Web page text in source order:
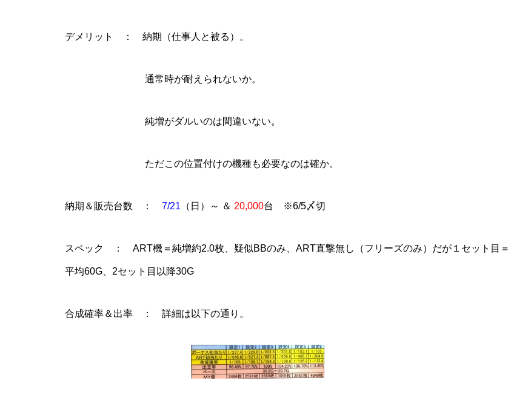
デメリット ： 納期（仕事人と被る）。
通常時が耐えられないか。
純増がダルいのは間違いない。
ただこの位置付けの機種も必要なのは確か。
納期＆販売台数 ： 7/21 （日）～ ＆ 20,000台 ※6/5〆切
スペック ： ART機＝純増約2.0枚、疑似BBのみ、ART直撃無し（フリーズのみ）だが１セット目＝
平均60G、2セット目以降30G
合成確率＆出率 ： 詳細は以下の通り。